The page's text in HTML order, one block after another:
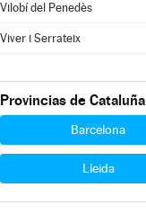
Vilobí del Penedès
Viver i Serrateix
Provincias de Cataluña
Barcelona
Lleida